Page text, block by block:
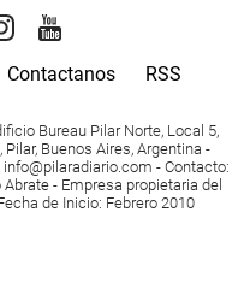
Contactanos RSS
Bureau Pilar Norte, Local 5,
Buenos Aires, Argentina -
info@pilaradiario.com - Contacto:
Abrate - Empresa propietaria del
de Inicio: Febrero 2010